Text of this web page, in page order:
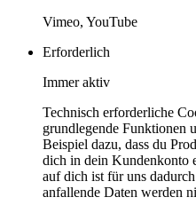
Vimeo, YouTube
Erforderlich
Immer aktiv
Technisch erforderliche
grundlegende Funktionen
Beispiel dazu, dass du
dich in dein Kundenkonto
auf dich ist für uns
anfallende Daten werden